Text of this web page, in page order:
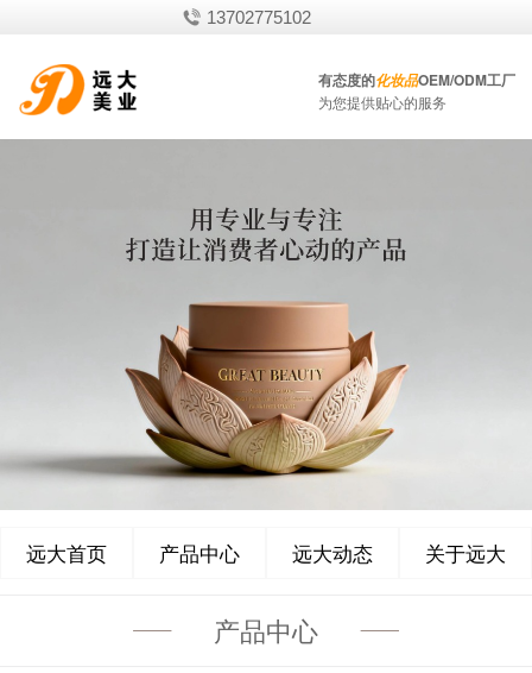
13702775102
有态度的化妆品OEM/ODM工厂
为您提供贴心的服务
远大首页 产品中心 远大动态 关于远大
产品中心